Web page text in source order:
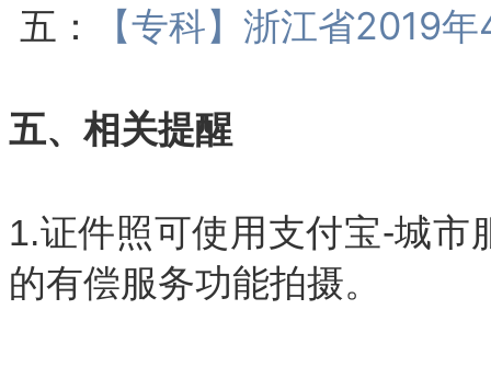
五： 【专科】浙江省2019
五、相关提醒
1.证件照可使用支付宝-城市
的有偿服务功能拍摄。